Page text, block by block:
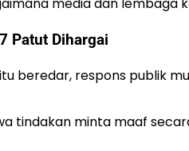
media dan
Patut Dihargai
beredar, respons publik
tindakan minta maaf